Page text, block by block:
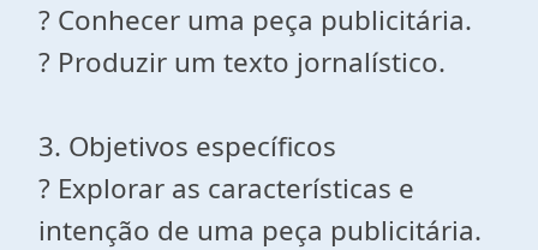
? Conhecer uma peça publicitária.
? Produzir um texto jornalístico.
3. Objetivos específicos
? Explorar as características e
intenção de uma peça publicitária.